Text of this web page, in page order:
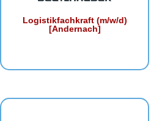
Logistikfachkraft (m/w/d)
[Andernach]